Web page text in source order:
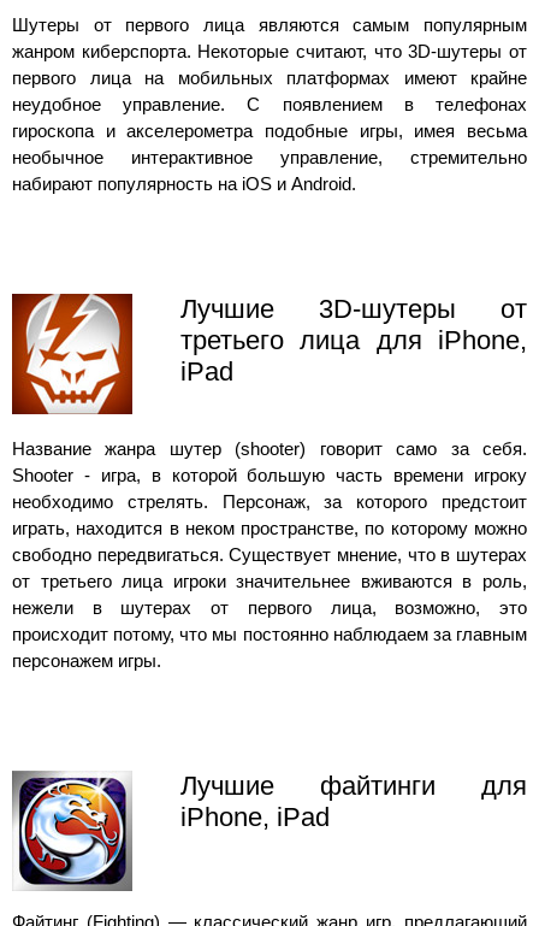
Шутеры от первого лица являются самым популярным
жанром киберспорта. Некоторые считают, что 3D-шутеры от
первого лица на мобильных платформах имеют крайне
неудобное управление. С появлением в телефонах
гироскопа и акселерометра подобные игры, имея весьма
необычное интерактивное управление, стремительно
набирают популярность на iOS и Android.
Лучшие 3D-шутеры от
третьего лица для iPhone,
iPad
Название жанра шутер (shooter) говорит само за себя.
Shooter - игра, в которой большую часть времени игроку
необходимо стрелять. Персонаж, за которого предстоит
играть, находится в неком пространстве, по которому можно
свободно передвигаться. Существует мнение, что в шутерах
от третьего лица игроки значительнее вживаются в роль,
нежели в шутерах от первого лица, возможно, это
происходит потому, что мы постоянно наблюдаем за главным
персонажем игры.
Лучшие файтинги для
iPhone, iPad
Файтинг (Fighting) — классический жанр игр, предлагающий